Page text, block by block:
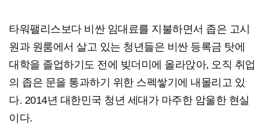
타워팰리스보다 비싼 임대료를 지불하면서 좁은 고시
원과 원룸에서 살고 있는 청년들은 비싼 등록금 탓에
대학을 졸업하기도 전에 빚더미에 올라앉아, 오직 취업
의 좁은 문을 통과하기 위한 스펙쌓기에 내몰리고 있
다. 2014년 대한민국 청년 세대가 마주한 암울한 현실
이다.